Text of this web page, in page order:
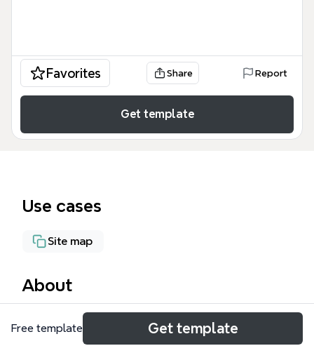
Favorites Share Report
Get template
Use cases
Site map
About
Potato Media 网站地图思维导图模板是一个包含 55
个节点的专业站点架构指南，专为内容创作者和平台运
Free template Get template